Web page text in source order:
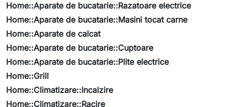
Home::Aparate de bucatarie::Razatoare electrice
Home::Aparate de bucatarie::Masini tocat carne
Home::Aparate de calcat
Home::Aparate de bucatarie::Cuptoare
Home::Aparate de bucatarie::Plite electrice
Home::Grill
Home::Climatizare::Incalzire
Home::Climatizare::Racire